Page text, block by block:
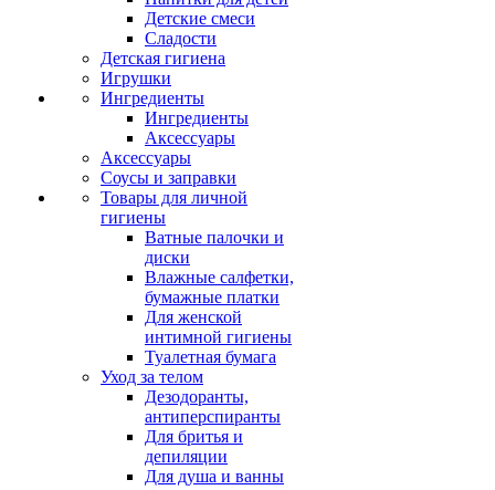
Детские смеси
Сладости
Детская гигиена
Игрушки
Ингредиенты
Ингредиенты
Аксессуары
Аксессуары
Соусы и заправки
Товары для личной
гигиены
Ватные палочки и
диски
Влажные салфетки,
бумажные платки
Для женской
интимной гигиены
Туалетная бумага
Уход за телом
Дезодоранты,
антиперспиранты
Для бритья и
депиляции
Для душа и ванны